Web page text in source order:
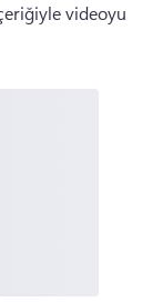
videoyu